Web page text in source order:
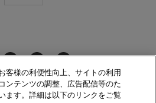
客様の利便性向上、サイトの利用
ンテンツの調整、広告配信等のた
ます。詳細は以下のリンクをご覧